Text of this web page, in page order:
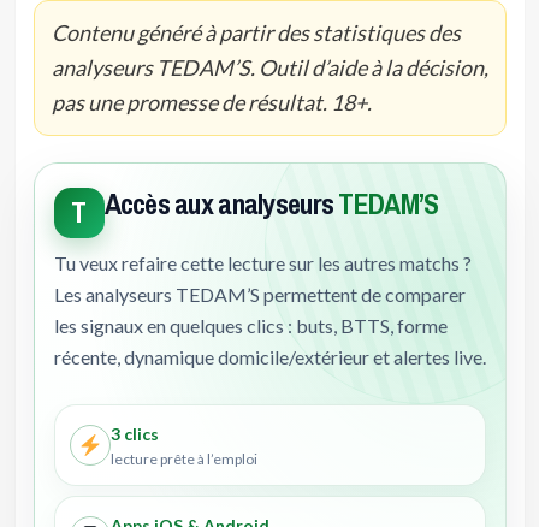
Contenu généré à partir des statistiques des
analyseurs TEDAM’S. Outil d’aide à la décision,
pas une promesse de résultat. 18+.
T Accès aux analyseursTEDAM’S
Tu veux refaire cette lecture sur les autres matchs ?
Les analyseurs TEDAM’S permettent de comparer
les signaux en quelques clics : buts, BTTS, forme
récente, dynamique domicile/extérieur et alertes live.
3 clics
lecture prête à l’emploi